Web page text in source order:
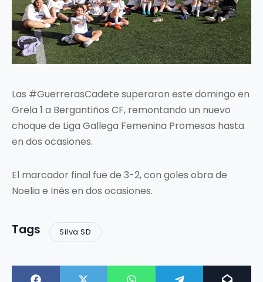
Las #GuerrerasCadete superaron este domingo en
Grela 1 a Bergantiños CF, remontando un nuevo
choque de Liga Gallega Femenina Promesas hasta
en dos ocasiones.
El marcador final fue de 3-2, con goles obra de
Noelia e Inés en dos ocasiones.
Tags Silva SD